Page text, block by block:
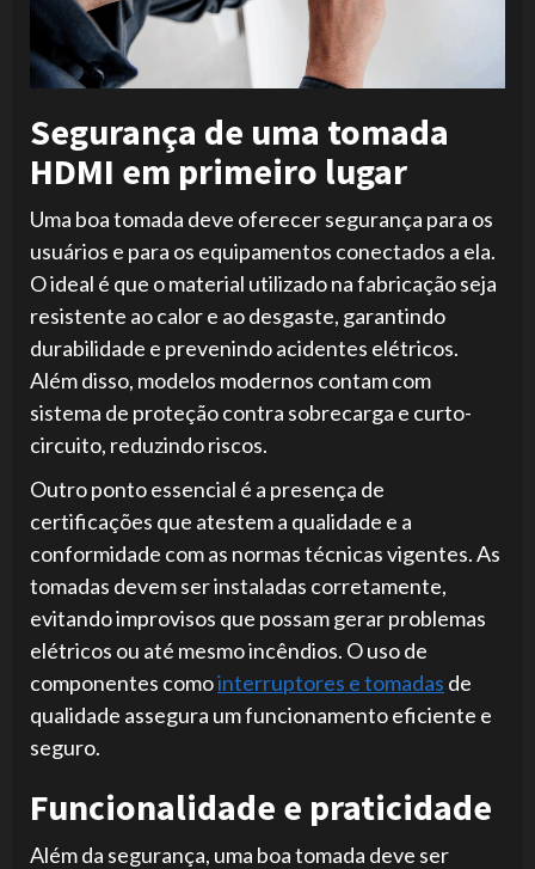
Segurança de uma tomada
HDMI em primeiro lugar
Uma boa tomada deve oferecer segurança para os
usuários e para os equipamentos conectados a ela.
O ideal é que o material utilizado na fabricação seja
resistente ao calor e ao desgaste, garantindo
durabilidade e prevenindo acidentes elétricos.
Além disso, modelos modernos contam com
sistema de proteção contra sobrecarga e curto-
circuito, reduzindo riscos.
Outro ponto essencial é a presença de
certificações que atestem a qualidade e a
conformidade com as normas técnicas vigentes. As
tomadas devem ser instaladas corretamente,
evitando improvisos que possam gerar problemas
elétricos ou até mesmo incêndios. O uso de
componentes comointerruptores e tomadas de
qualidade assegura um funcionamento eficiente e
seguro.
Funcionalidade e praticidade
Além da segurança, uma boa tomada deve ser